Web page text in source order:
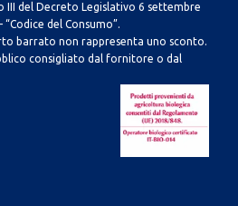
III del Decreto Legislativo 6 settembre
del Consumo”.
barrato non rappresenta uno sconto.
consigliato dal fornitore o dal